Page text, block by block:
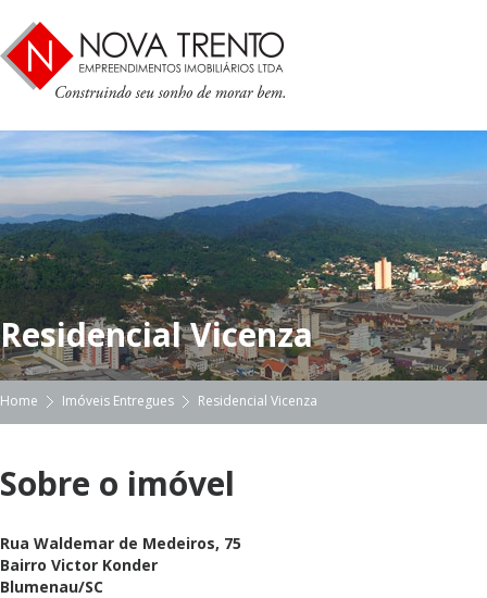
Residencial Vicenza
Home Imóveis Entregues Residencial Vicenza
Sobre o imóvel
Rua Waldemar de Medeiros, 75
Bairro Victor Konder
Blumenau/SC